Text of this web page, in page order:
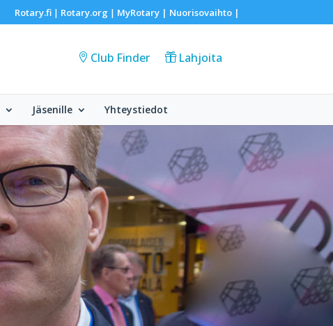
Rotary.fi| Rotary.org | MyRotary | Nuorisovaihto|
Club Finder Lahjoita
Jäsenille Yhteystiedot